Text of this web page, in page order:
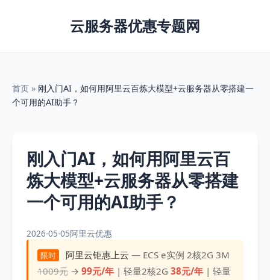
云服务器优惠专题网
首页 » 刚入门AI，如何用阿里云百炼大模型+云服务器从零搭建一
个可用的AI助手？
刚入门AI，如何用阿里云百
炼大模型+云服务器从零搭建
一个可用的AI助手？
2026-05-05阿里云优惠
限时 阿里云钜惠上云 — ECS e实例 2核2G 3M
1009元 →99元/年 | 轻量2核2G38元/年 | 轻量